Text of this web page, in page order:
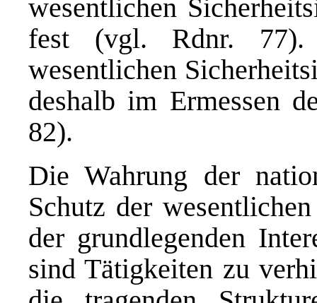
wesentlichen
fest (vgl. Rdnr.
wesentlichen
deshalb im Ermessen
82).
Die Wahrung der
Schutz der
der grundlegenden
sind Tätigkeiten zu